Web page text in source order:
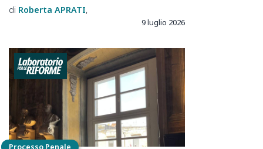
Roberta APRATI
9 luglio 2026
Processo Penale